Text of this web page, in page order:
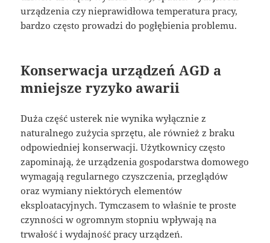
urządzenia czy nieprawidłowa temperatura pracy,
bardzo często prowadzi do pogłębienia problemu.
Konserwacja urządzeń AGD a
mniejsze ryzyko awarii
Duża część usterek nie wynika wyłącznie z
naturalnego zużycia sprzętu, ale również z braku
odpowiedniej konserwacji. Użytkownicy często
zapominają, że urządzenia gospodarstwa domowego
wymagają regularnego czyszczenia, przeglądów
oraz wymiany niektórych elementów
eksploatacyjnych. Tymczasem to właśnie te proste
czynności w ogromnym stopniu wpływają na
trwałość i wydajność pracy urządzeń.